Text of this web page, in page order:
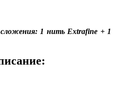
1 нить Extrafine + 1